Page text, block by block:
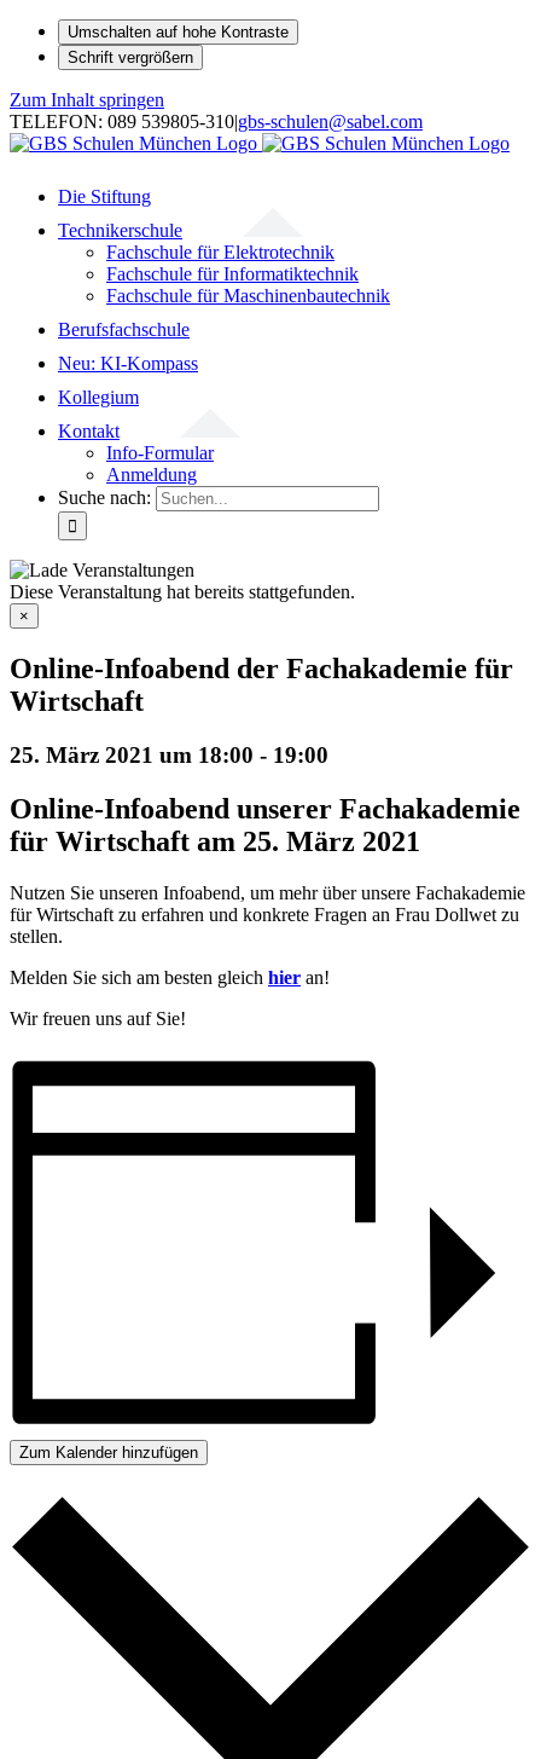
Umschalten auf hohe Kontraste
Schrift vergrößern
Zum Inhalt springen
TELEFON: 089 539805-310|gbs-schulen@sabel.com
Die Stiftung
Technikerschule
Fachschule für Elektrotechnik
Fachschule für Informatiktechnik
Fachschule für Maschinenbautechnik
Berufsfachschule
Neu: KI-Kompass
Kollegium
Kontakt
Info-Formular
Anmeldung
Suche nach:
Diese Veranstaltung hat bereits stattgefunden.
×
Online-Infoabend der Fachakademie für
Wirtschaft
25. März 2021 um 18:00 - 19:00
Online-Infoabend unserer Fachakademie
für Wirtschaft am 25. März 2021
Nutzen Sie unseren Infoabend, um mehr über unsere Fachakademie
für Wirtschaft zu erfahren und konkrete Fragen an Frau Dollwet zu
stellen.
Melden Sie sich am besten gleich hier an!
Wir freuen uns auf Sie!
Zum Kalender hinzufügen